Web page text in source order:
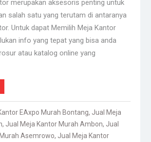
merupakan aksesoris penting untuk
salah satu yang terutam di antaranya
Untuk dapat Memilih Meja Kantor
info yang tepat yang bisa anda
atau katalog online yang
EAxpo Murah Bontang, Jual Meja
, Jual Meja Kantor Murah Ambon, Jual
Asemrowo, Jual Meja Kantor